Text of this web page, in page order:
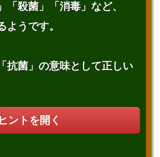
「殺菌」「消毒」など、
ようです。
抗菌」の意味として正しい
ヒントを開く